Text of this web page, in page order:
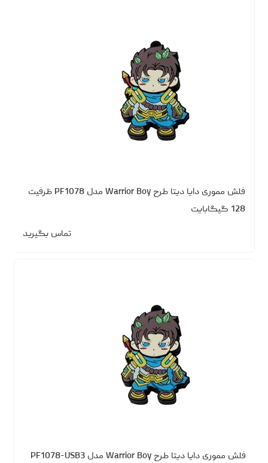
فلش مموری دایا دیتا طرح Warrior Boy مدل PF1078 ظرفیت
128 گیگابایت
تماس بگیرید
فلش مموری دایا دیتا طرح Warrior Boy مدل PF1078-USB3